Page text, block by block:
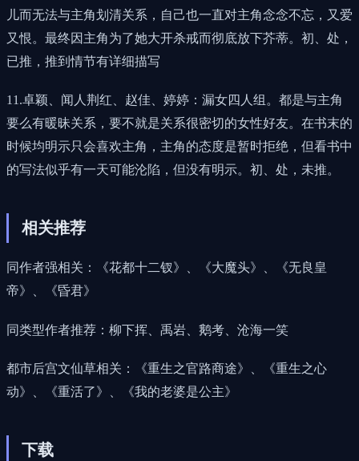
儿而无法与主角划清关系，自己也一直对主角念念不忘，又爱
又恨。最终因主角为了她大开杀戒而彻底放下芥蒂。初、处，
已推，推到情节有详细描写
11.卓颖、闻人荆红、赵佳、婷婷：漏女四人组。都是与主角
要么有暖昧关系，要不就是关系很密切的女性好友。在书末的
时候均明示只会喜欢主角，主角的态度是暂时拒绝，但看书中
的写法似乎有一天可能沦陷，但没有明示。初、处，未推。
相关推荐
同作者强相关：《花都十二钗》、《大魔头》、《无良皇
帝》、《昏君》
同类型作者推荐：柳下挥、禹岩、鹅考、沧海一笑
都市后宫文仙草相关：《重生之官路商途》、《重生之心
动》、《重活了》、《我的老婆是公主》
下载